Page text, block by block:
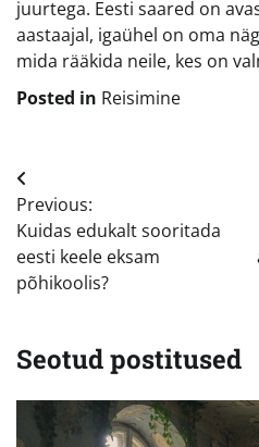
juurtega. Eesti saared on
aastaajal, igaühel on oma
mida rääkida neile, kes on
Posted in Reisimine
Navigeerimine
Previous:
Kuidas edukalt sooritada
eesti keele eksam
põhikoolis?
Seotud postitused